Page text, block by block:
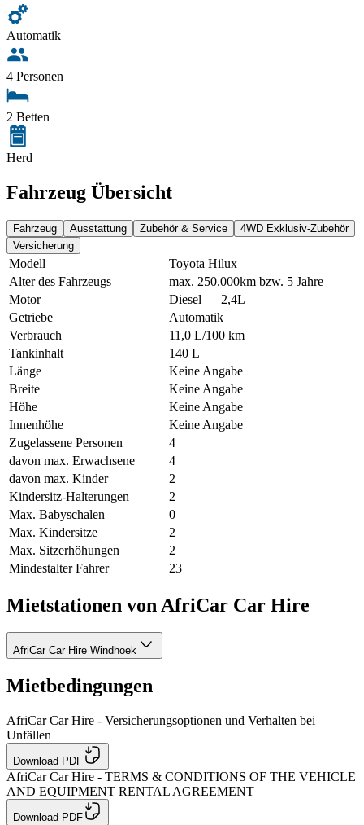
Automatik
4 Personen
2 Betten
Herd
Fahrzeug Übersicht
Fahrzeug Ausstattung Zubehör & Service
4WD Exklusiv-Zubehör
Versicherung
Modell
Toyota Hilux
Alter des Fahrzeugs
max. 250.000km bzw. 5 Jahre
Motor
Diesel — 2,4L
Getriebe
Automatik
Verbrauch
11,0 L/100 km
Tankinhalt
140 L
Länge
Keine Angabe
Breite
Keine Angabe
Höhe
Keine Angabe
Innenhöhe
Keine Angabe
Zugelassene Personen
4
davon max. Erwachsene
4
davon max. Kinder
2
Kindersitz-Halterungen
2
Max. Babyschalen
0
Max. Kindersitze
2
Max. Sitzerhöhungen
2
Mindestalter Fahrer
23
Mietstationen von AfriCar Car Hire
AfriCar Car Hire Windhoek
Mietbedingungen
AfriCar Car Hire - Versicherungsoptionen und Verhalten bei
Unfällen
Download PDF
AfriCar Car Hire - TERMS & CONDITIONS OF THE VEHICLE
AND EQUIPMENT RENTAL AGREEMENT
Download PDF